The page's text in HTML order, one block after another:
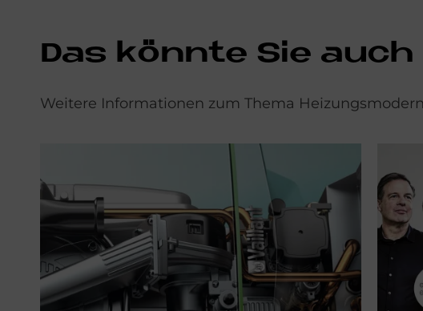
Das könn­te Sie
Weitere Informationen zum Thema